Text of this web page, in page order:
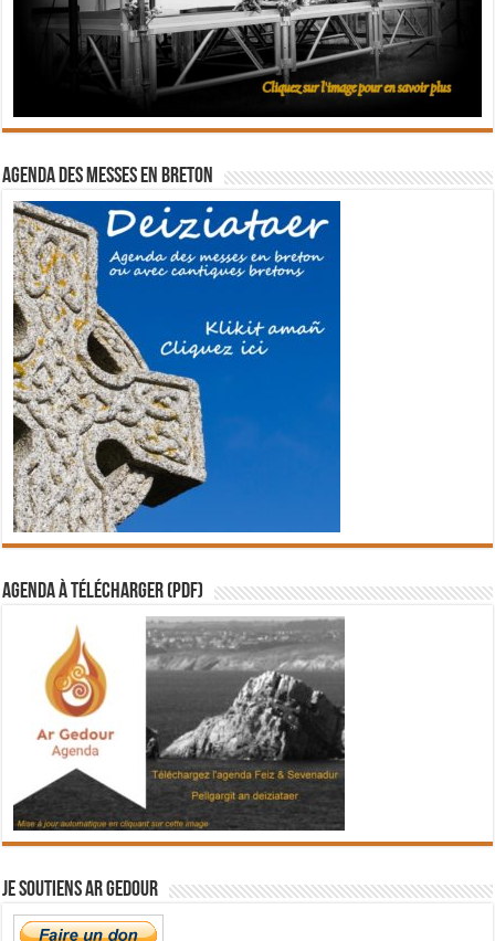
Agenda des messes en breton
Agenda à télécharger (PDF)
Je soutiens Ar Gedour